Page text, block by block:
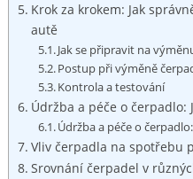
Krok za krokem: Jak‌
autě
Jak se připravit na⁤
Postup při⁢ výměně
Kontrola a testování
Údržba a péče‌ o ​čerpadlo:
Údržba a péče⁤ o
Vliv čerpadla na ⁤spotřebu
Srovnání čerpadel v⁢